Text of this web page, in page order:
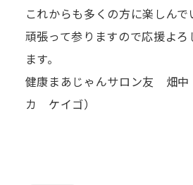
これからも多くの方に楽しん
頑張って参りますので応援よろ
ます。
健康まあじゃんサロン友 畑
カ ケイゴ）